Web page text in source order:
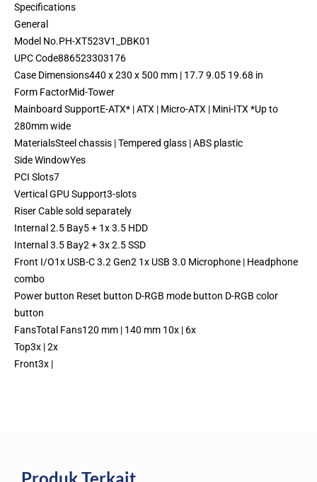
Specifications
General
Model No.PH-XT523V1_DBK01
UPC Code886523303176
Case Dimensions440 x 230 x 500 mm | 17.7 9.05 19.68 in
Form FactorMid-Tower
Mainboard SupportE-ATX* | ATX | Micro-ATX | Mini-ITX *Up to
280mm wide
MaterialsSteel chassis | Tempered glass | ABS plastic
Side WindowYes
PCI Slots7
Vertical GPU Support3-slots
Riser Cable sold separately
Internal 2.5 Bay5 + 1x 3.5 HDD
Internal 3.5 Bay2 + 3x 2.5 SSD
Front I/O1x USB-C 3.2 Gen2 1x USB 3.0 Microphone | Headphone
combo
Power button Reset button D-RGB mode button D-RGB color
button
FansTotal Fans120 mm | 140 mm 10x | 6x
Top3x | 2x
Front3x |